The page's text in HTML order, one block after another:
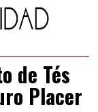
de Tés
Placer